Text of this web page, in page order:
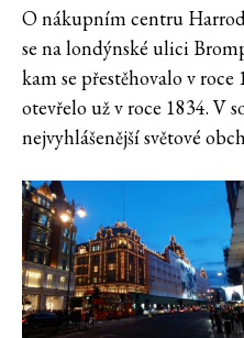
O nákupním centru
se na londýnské ulici
kam se přestěhovalo v roce
otevřelo už v roce 1834. V
nejvyhlášenější světové